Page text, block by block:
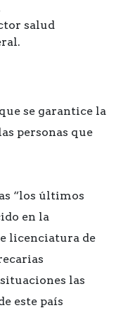
salud
se garantice la
personas que
“los últimos
en la
licenciatura de
las
este país